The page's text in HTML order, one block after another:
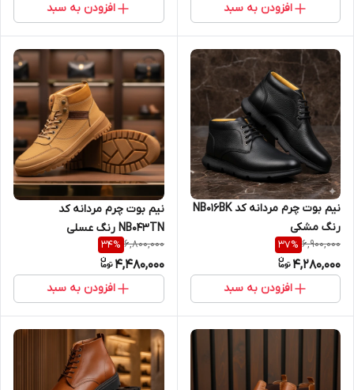
افزودن به سبد افزودن به سبد
نیم بوت چرم مردانه کد NB016BK
رنگ مشکی
6,900,000
37%
4,280,000
افزودن به سبد
نیم بوت چرم مردانه کد
NB043TN رنگ عسلی
6,800,000
34%
4,480,000
افزودن به سبد